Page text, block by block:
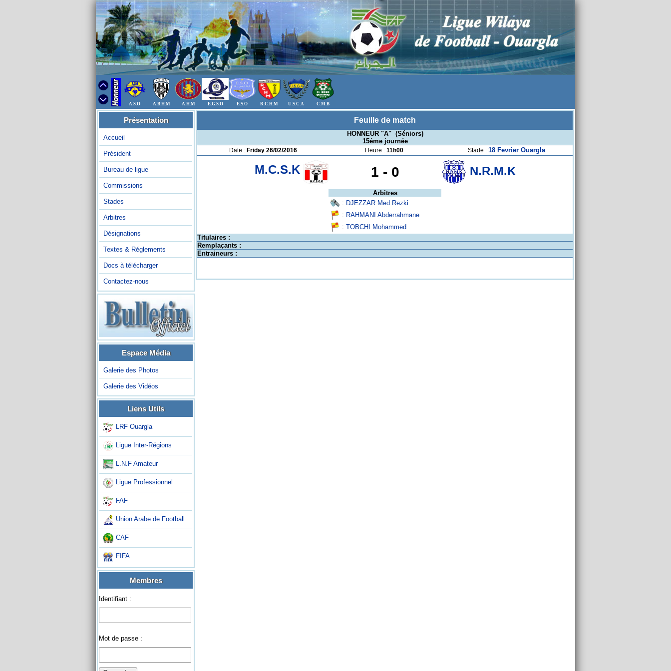
A.S.O A.B.H.M A.H.M E.G.S.O E.S.O R.C.H.M U.S.C.A C.M.B
Présentation
Accueil
Président
Bureau de ligue
Commissions
Stades
Arbitres
Désignations
Textes & Réglements
Docs à télécharger
Contactez-nous
Espace Média
Galerie des Photos
Galerie des Vidéos
Liens Utils
LRF Ouargla
Ligue Inter-Régions
L.N.F Amateur
Ligue Professionnel
FAF
Union Arabe de Football
CAF
FIFA
Membres
Identifiant :
Mot de passe :
Feuille de match
HONNEUR "A" (Séniors)
15éme journée
Date : Friday 26/02/2016 Heure : 11h00 Stade : 18 Fevrier Ouargla
M.C.S.K 1 -0 N.R.M.K
Arbitres
: DJEZZAR Med Rezki
: RAHMANI Abderrahmane
: TOBCHI Mohammed
Titulaires :
Remplaçants :
Entraineurs :